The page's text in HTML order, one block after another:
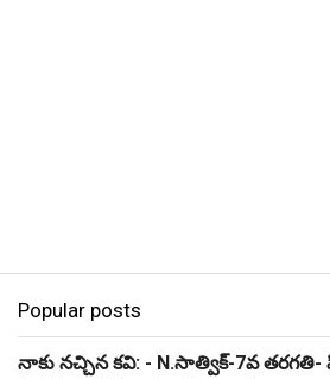
Popular posts
నాకు నచ్చిన కవి: - N.సాత్విక్-7వ తరగతి-